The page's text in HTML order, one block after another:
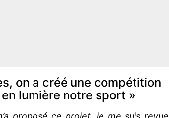
on a créé une compétition
lumière notre sport »
proposé ce projet, je me suis revue